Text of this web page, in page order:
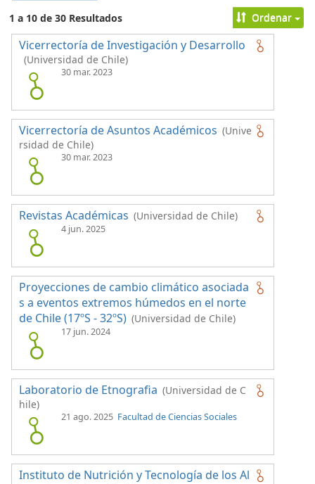
1 a 10 de 30 Resultados Ordenar
Vicerrectoría de Investigación y Desarrollo
(Universidad de Chile)
30 mar. 2023
Vicerrectoría de Asuntos Académicos (Unive
rsidad de Chile)
30 mar. 2023
Revistas Académicas (Universidad de Chile)
4 jun. 2025
Proyecciones de cambio climático asociada
s a eventos extremos húmedos en el norte
de Chile (17ºS - 32ºS) (Universidad de Chile)
17 jun. 2024
Laboratorio de Etnografia (Universidad de C
hile)
21 ago. 2025 Facultad de Ciencias Sociales
Instituto de Nutrición y Tecnología de los Al